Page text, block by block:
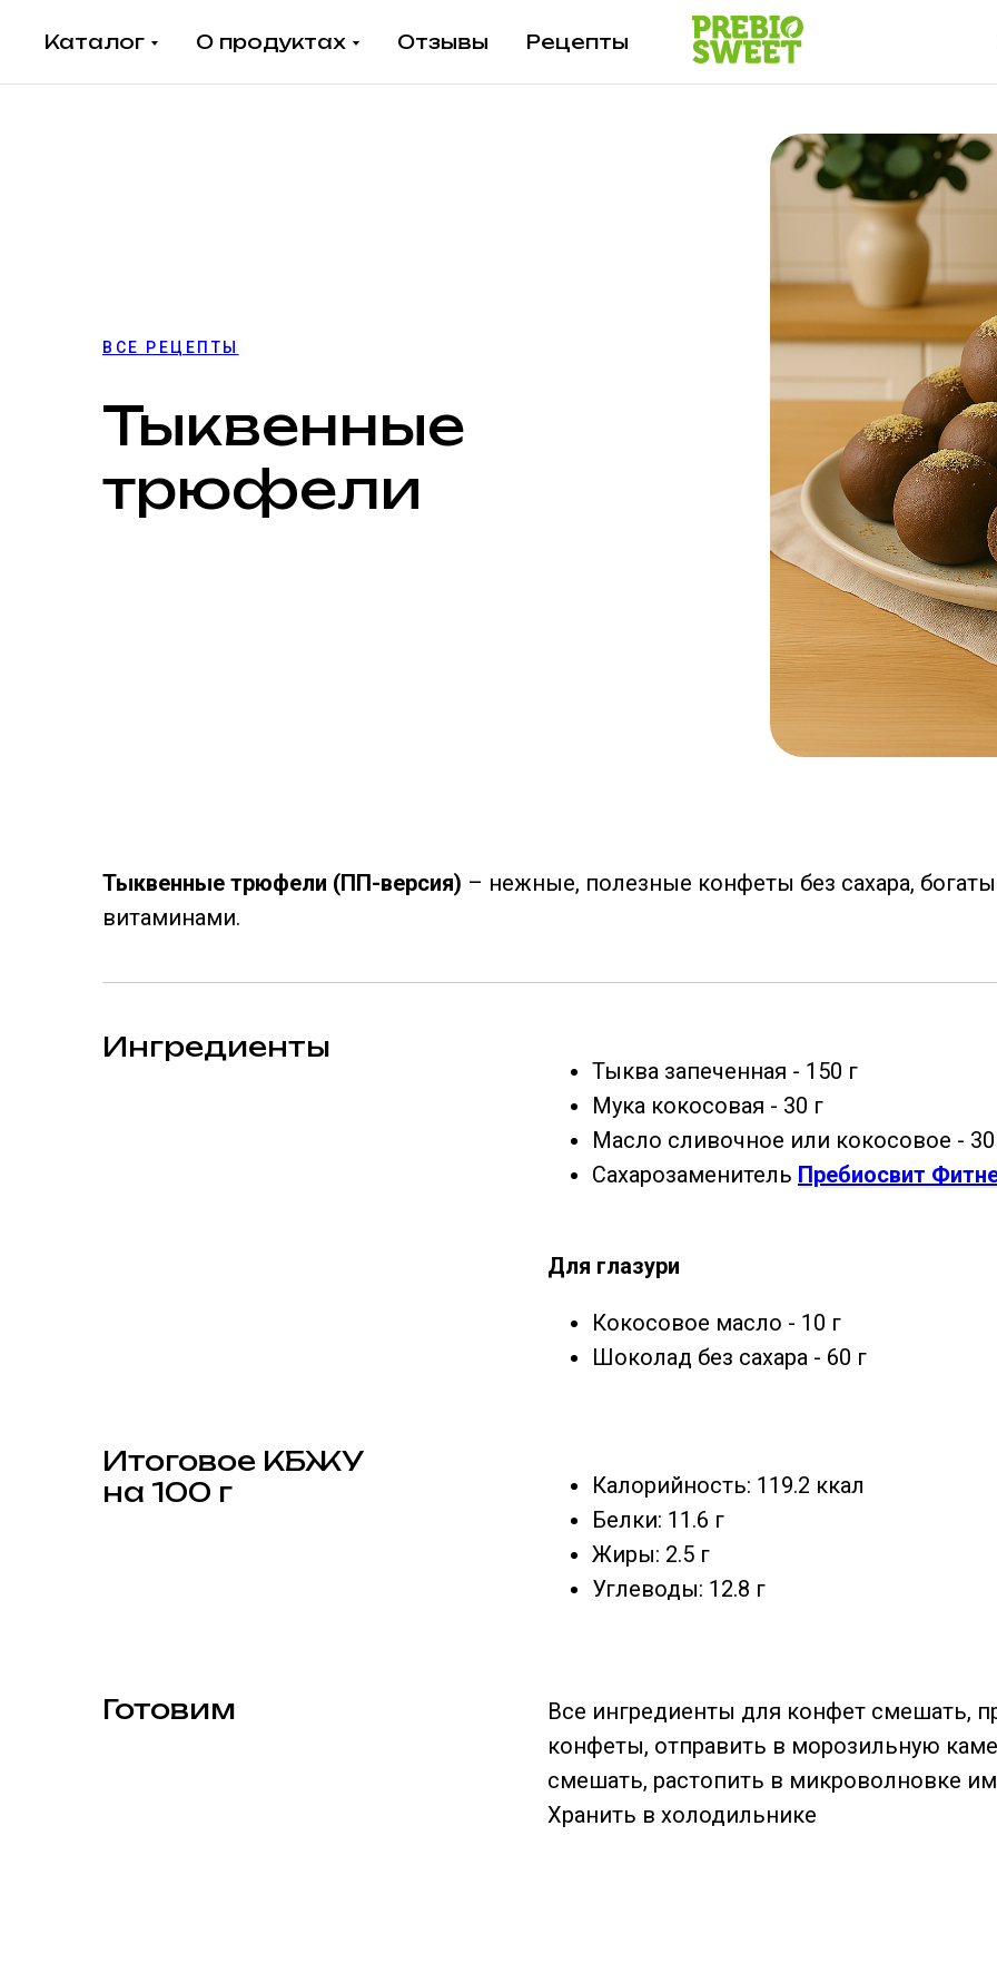
Каталог О продуктах Отзывы Рецепты
ВСЕ РЕЦЕПТЫ
Тыквенные
трюфели
Тыквенные трюфели (ПП-версия) – нежные, полезные конфеты без сахара,
витаминами.
Ингредиенты
Тыква запеченная - 150 г
Мука кокосовая - 30 г
Масло сливочное или кокосовое - 30
Сахарозаменитель Пребиосвит
Для глазури
Кокосовое масло - 10 г
Шоколад без сахара - 60 г
Итоговое КБЖУ
на 100 г
Калорийность: 119.2 ккал
Белки: 11.6 г
Жиры: 2.5 г
Углеводы: 12.8 г
Готовим
Все ингредиенты для конфет смешать,
конфеты, отправить в морозильную
смешать, растопить в микроволновке
Хранить в холодильнике